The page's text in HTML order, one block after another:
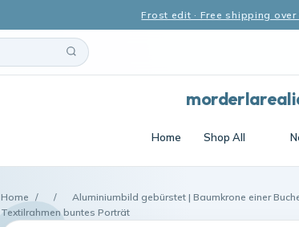
Frost edit · Free shipping
Home Shop All
Home / /
Aluminiumbild gebürstet | Baumkrone einer
Textilrahmen buntes Porträt